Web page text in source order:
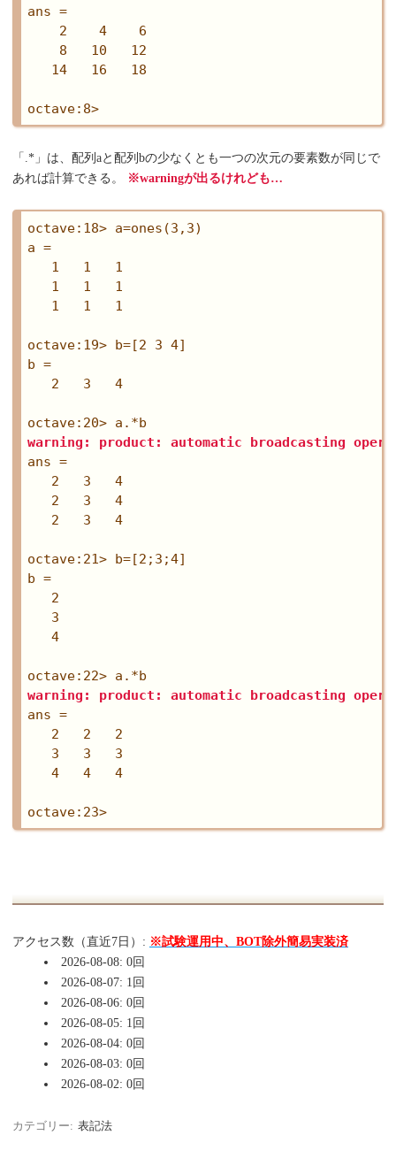
ans =
    2    4    6
    8   10   12
   14   16   18
「.*」は、配列aと配列bの少なくとも一つの次元の要素数が同じで
あれば計算できる。
※warningが出るけれども…
octave:18> a=ones(3,3)
a =
   1   1   1
   1   1   1
   1   1   1
octave:19> b=[2 3 4]
b =
   2   3   4
warning: product: automatic broadcasting
ans =
   2   3   4
   2   3   4
   2   3   4
octave:21> b=[2;3;4]
b =
   2
   3
   4
warning: product: automatic broadcasting
ans =
   2   2   2
   3   3   3
   4   4   4
アクセス数（直近7日）: ※試験運用中、BOT除外簡易実装済
2026-08-08: 0回
2026-08-07: 1回
2026-08-06: 0回
2026-08-05: 1回
2026-08-04: 0回
2026-08-03: 0回
2026-08-02: 0回
カテゴリー: 表記法